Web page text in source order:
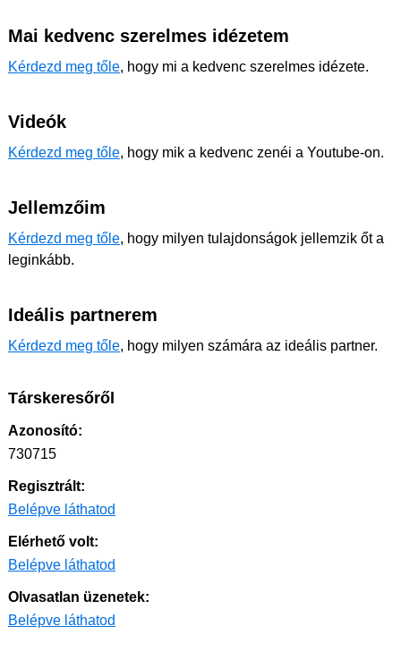
Mai kedvenc szerelmes idézetem
Kérdezd meg tőle, hogy mi a kedvenc szerelmes idézete.
Videók
Kérdezd meg tőle, hogy mik a kedvenc zenéi a Youtube-on.
Jellemzőim
Kérdezd meg tőle, hogy milyen tulajdonságok jellemzik őt a
leginkább.
Ideális partnerem
Kérdezd meg tőle, hogy milyen számára az ideális partner.
Társkeresőről
Azonosító:
730715
Regisztrált:
Belépve láthatod
Elérhető volt:
Belépve láthatod
Olvasatlan üzenetek:
Belépve láthatod